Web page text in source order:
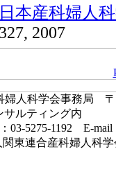
日本産科婦人
327, 2007
人科学会事務局 〒
ルティング内
03-5275-1192 E-mail
関東連合産科婦人科